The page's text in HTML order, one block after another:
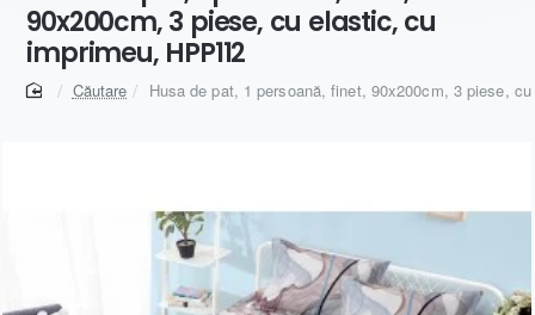
90x200cm, 3 piese, cu elastic, cu
imprimeu, HPP112
homeCăutare Husa de pat, 1 persoană, finet, 90x200cm, 3 piese,